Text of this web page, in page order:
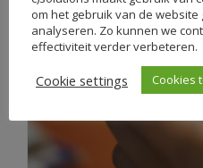
om het gebruik van de
analyseren. Zo kunnen we
effectiviteit verder verbeteren.
Cookie settings Cookies